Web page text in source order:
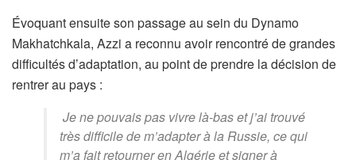
Évoquant ensuite son passage au sein du Dynamo
Makhatchkala, Azzi a reconnu avoir rencontré de grandes
difficultés d’adaptation, au point de prendre la décision de
rentrer au pays :
Je ne pouvais pas vivre là-bas et j’ai trouvé
très difficile de m’adapter à la Russie, ce qui
m’a fait retourner en Algérie et signer à